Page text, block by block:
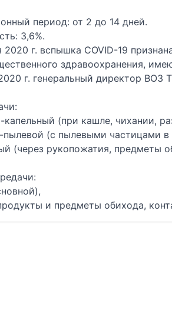
период: от 2 до 14 дней.
3,6%.
2020 г. вспышка COVID-19
здравоохранения,
г. генеральный директор ВОЗ
капельный (при кашле, чихании,
пылевой (с пылевыми частицами в
(через рукопожатия, предметы
и предметы обихода,